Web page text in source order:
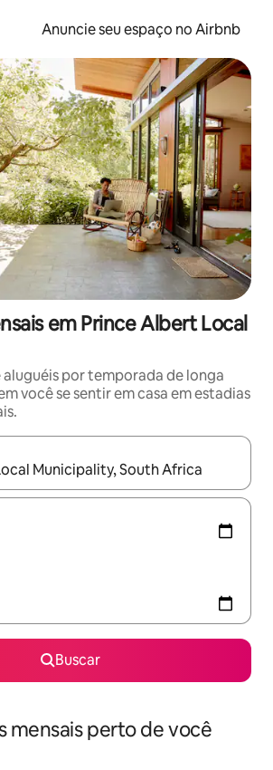
Anuncie seu espaço no Airbnb
em Prince Albert Local
aluguéis por temporada de longa
você se sentir em casa em estadias
estiverem disponíveis, explore-os
Buscar
mensais perto de você